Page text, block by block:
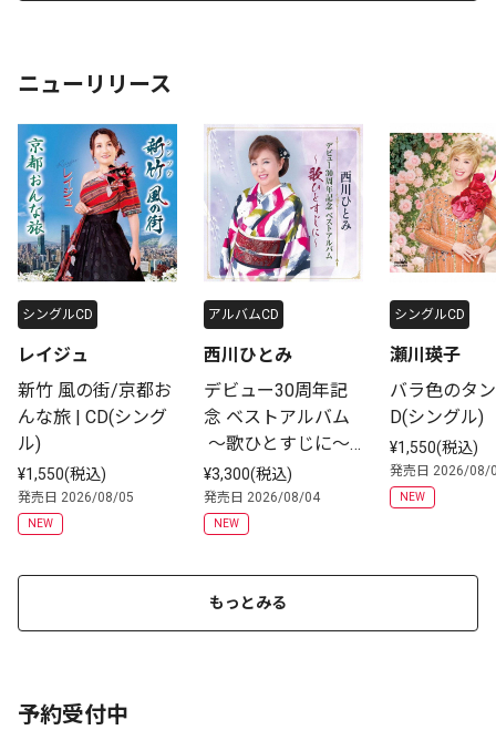
ニューリリース
シングルCD
レイジュ
新竹 風の街/京都お
んな旅 | CD(シング
ル)
¥1,550(税込)
発売日 2026/08/05
NEW
アルバムCD
西川ひとみ
デビュー30周年記
念 ベストアルバム
～歌ひとすじに～ |
デビュー30周年記
念 | CD(アルバム)
¥3,300(税込)
発売日 2026/08/04
NEW
シングルCD
瀬川瑛子
バラ色のタ
D(シングル)
¥1,550(税込)
発売日 2026/08/
NEW
もっとみる
予約受付中